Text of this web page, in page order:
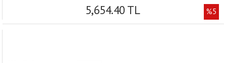
5,654.40 TL %5